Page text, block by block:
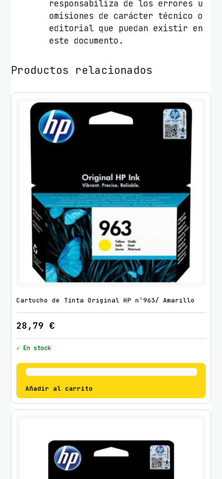
responsabiliza de los errores u
omisiones de carácter técnico o
editorial que puedan existir en
este documento.
Productos relacionados
Cartucho de Tinta Original HP nº963/ Amarillo
28,79 €
✓ En stock
Añadir al carrito